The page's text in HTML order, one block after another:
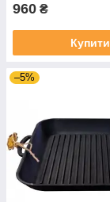
960 ₴
Купити
–5%